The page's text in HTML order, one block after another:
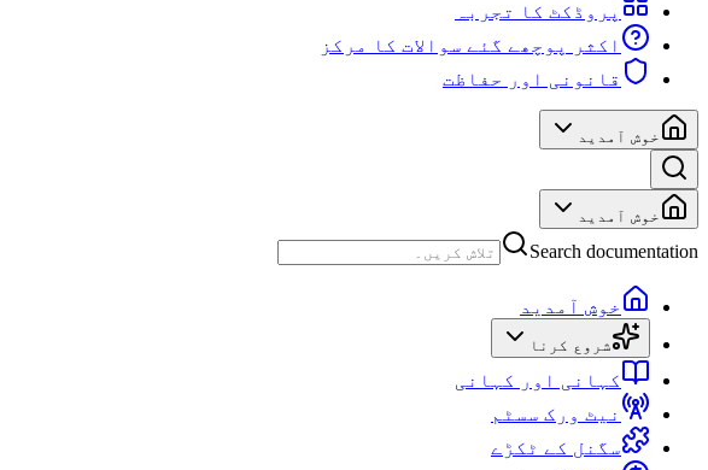
پروڈکٹ کا تجربہ
اکثر پوچھے گئے سوالات کا مرکز
قانونی اور حفاظت
خوش آمدید
خوش آمدید
Search documentation
خوش آمدید
شروع کرنا
کہانی اور کہانی
نیٹ ورک سسٹم
سگنل کے ٹکڑے